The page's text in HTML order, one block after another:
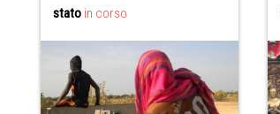
stato in corso